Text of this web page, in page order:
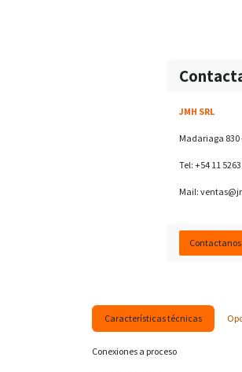
JMH SRL
Madariaga 830
Tel: +54 11
Mail:
Contactanos
Características técnicas
Conexiones a proceso